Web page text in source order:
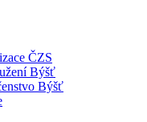
ČZS
Býšť
Býšť